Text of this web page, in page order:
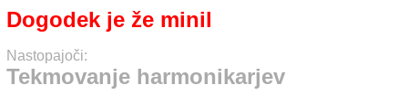
Dogodek je že minil
Nastopajoči:
Tekmovanje harmonikarjev